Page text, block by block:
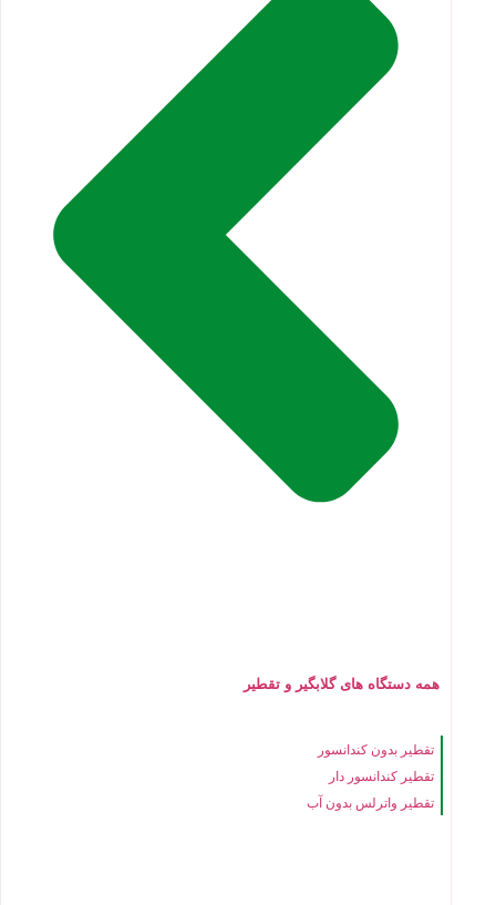
همه دستگاه های گلابگیر و تقطیر
تقطیر بدون کندانسور
تقطیر کندانسور دار
تقطیر واترلس بدون آب